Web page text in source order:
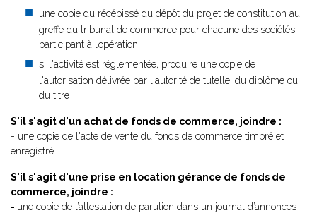
une copie du récépissé du dépôt du projet de constitution au
greffe du tribunal de commerce pour chacune des sociétés
participant à l’opération.
si l'activité est réglementée, produire une copie de
l'autorisation délivrée par l'autorité de tutelle, du diplôme ou
du titre
S'il s'agit d'un achat de fonds de commerce, joindre :
- une copie de l'acte de vente du fonds de commerce timbré et
enregistré
S'il s'agit d'une prise en location gérance de fonds de
commerce, joindre :
- une copie de l’attestation de parution dans un journal d’annonces